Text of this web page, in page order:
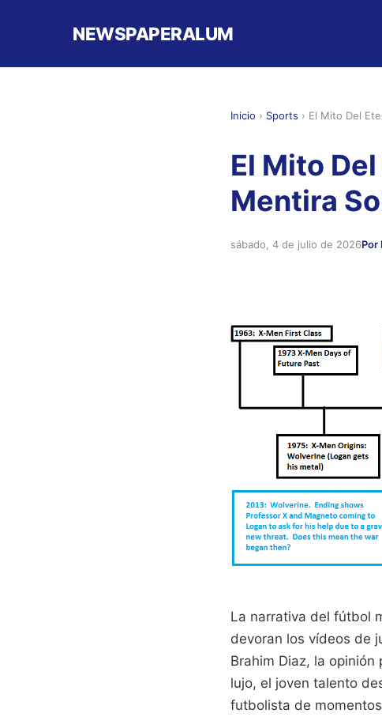
NEWSPAPERALUM
Inicio › Sports › El Mito Del
El Mito
Mentira
sábado, 4 de julio de 2026Por
La narrativa del fútbol
devoran los vídeos de
Brahim Diaz, la
lujo, el joven talento
futbolista de